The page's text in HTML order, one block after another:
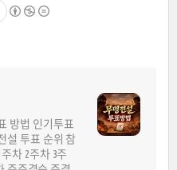
방법 인기투표
설 투표 순위 참
차 2주차 3주